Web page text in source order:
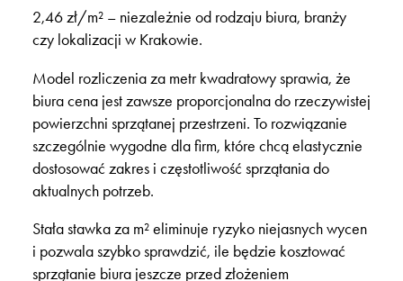
2,46 zł/m²– niezależnie od rodzaju biura, branży
czy lokalizacji w Krakowie.
Model rozliczenia za metr kwadratowy sprawia, że
biura cenajest zawsze proporcjonalna do rzeczywistej
powierzchni sprzątanej przestrzeni. To rozwiązanie
szczególnie wygodne dla firm, które chcą elastycznie
dostosować zakres i częstotliwość sprzątania do
aktualnych potrzeb.
Stała stawka za m² eliminuje ryzyko niejasnych wycen
i pozwala szybko sprawdzić, ile będzie kosztować
sprzątanie biura jeszcze przed złożeniem